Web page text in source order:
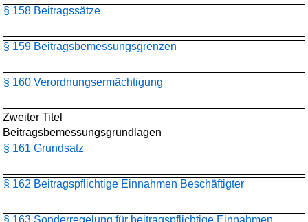
§ 158 Beitragssätze
§ 159 Beitragsbemessungsgrenzen
§ 160 Verordnungsermächtigung
Zweiter Titel
Beitragsbemessungs­grundlagen
§ 161 Grundsatz
§ 162 Beitragspflichtige Einnahmen Beschäftigter
§ 163 Sonderregelung für beitragspflichtige Einnahmen